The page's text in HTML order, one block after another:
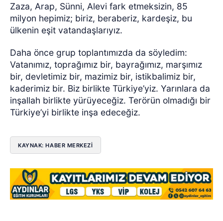
Zaza, Arap, Sünni, Alevi fark etmeksizin, 85
milyon hepimiz; biriz, beraberiz, kardeşiz, bu
ülkenin eşit vatandaşlarıyız.
Daha önce grup toplantımızda da söyledim:
Vatanımız, toprağımız bir, bayrağımız, marşımız
bir, devletimiz bir, mazimiz bir, istikbalimiz bir,
kaderimiz bir. Biz birlikte Türkiye’yiz. Yarınlara da
inşallah birlikte yürüyeceğiz. Terörün olmadığı bir
Türkiye’yi birlikte inşa edeceğiz.
KAYNAK: HABER MERKEZİ